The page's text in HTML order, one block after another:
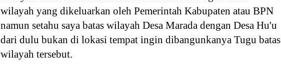
wilayah yang dikeluarkan oleh Pemerintah Kabupaten atau BPN
namun setahu saya batas wilayah Desa Marada dengan Desa Hu'u
dari dulu bukan di lokasi tempat ingin dibangunkanya Tugu batas
wilayah tersebut.